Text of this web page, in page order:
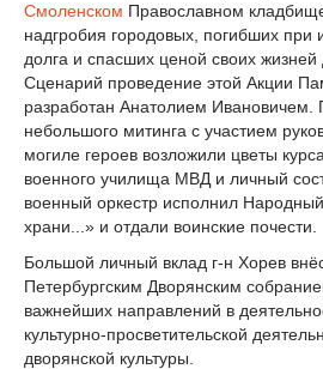
Смоленском Православном
надгробия городовых, погибших при
долга и спасших ценой своих жизней
Сценарий проведение этой Акции
разработан Анатолием Ивановичем.
небольшого митинга с участием
могиле героев возложили цветы
военного училища МВД и личный
военный оркестр исполнил
храни...» и отдали воинские почести.
Большой личный вклад г-н Хорев
Петербургским Дворянским
важнейших направлений в
культурно-просветительской
дворянской культуры.